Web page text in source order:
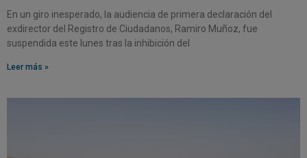
En un giro inesperado, la audiencia de primera declaración del
exdirector del Registro de Ciudadanos, Ramiro Muñoz, fue
suspendida este lunes tras la inhibición del
Leer más »